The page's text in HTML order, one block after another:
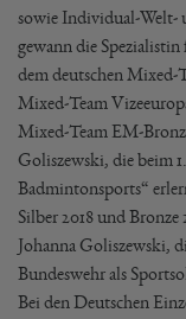
sowie Individual-Welt-
gewann die
dem deutschen Mixed-
Mixed-Team
Mixed-Team EM-
Goliszewski, die beim
Badmintonsports“
Silber 2018 und Bronze
Johanna Goliszewski,
Bundeswehr als
Bei den Deutschen